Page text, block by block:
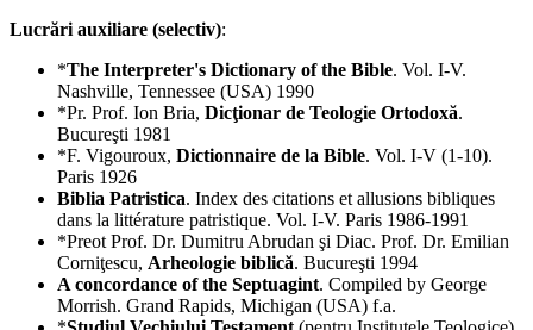
Lucrări auxiliare (selectiv):
*The Interpreter's Dictionary of the Bible. Vol. I-V.
Nashville, Tennessee (USA) 1990
*Pr. Prof. Ion Bria, Dicţionar de Teologie Ortodoxă.
Bucureşti 1981
*F. Vigouroux, Dictionnaire de la Bible. Vol. I-V (1-10).
Paris 1926
Biblia Patristica. Index des citations et allusions bibliques
dans la littérature patristique. Vol. I-V. Paris 1986-1991
*Preot Prof. Dr. Dumitru Abrudan şi Diac. Prof. Dr. Emilian
Corniţescu, Arheologie biblică. Bucureşti 1994
A concordance of the Septuagint. Compiled by George
Morrish. Grand Rapids, Michigan (USA) f.a.